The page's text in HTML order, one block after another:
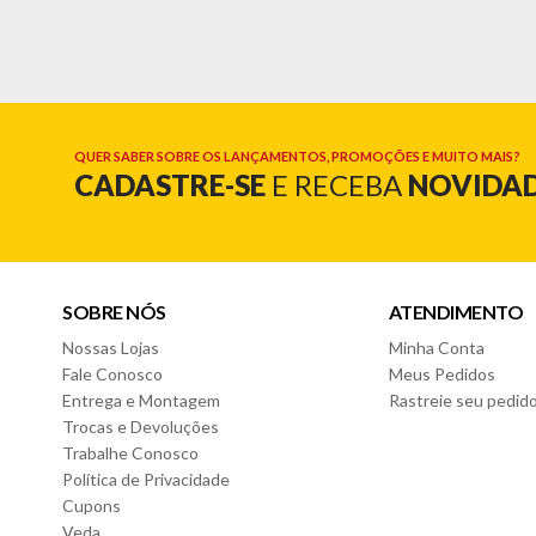
- Material: Cerâmica
Cor:
- 04 Pratos fundos 21,5cm
- 04 Pratos sobremesa 18cm
- 04 Xícaras de chá 200ml
- 04 Pires 14cm
Garantia do Fornecedor: 3 meses (Se conter vidro ou
QUER SABER SOBRE OS LANÇAMENTOS, PROMOÇÕES E MUITO MAIS?
CADASTRE-SE E RECEBA
SOBRE NÓS
Nossas Lojas
Fale Conosco
Entrega e Montagem
Trocas e Devoluções
Trabalhe Conosco
Política de Privacidade
Cupons
Veda
ATENDIMENTO
Minha Conta
Meus Pedidos
Rastreie seu pedido